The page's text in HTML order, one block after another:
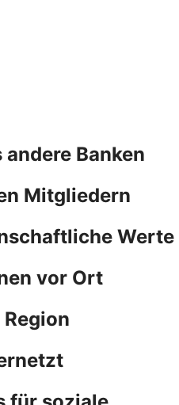
Banken
Mitgliedern
Werte
vor Ort